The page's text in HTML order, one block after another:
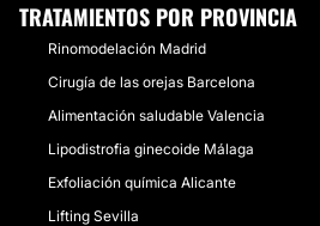
TRATAMIENTOS POR PROVINCIA
Rinomodelación Madrid
Cirugía de las orejas Barcelona
Alimentación saludable Valencia
Lipodistrofia ginecoide Málaga
Exfoliación química Alicante
Lifting Sevilla